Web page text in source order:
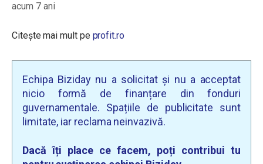
acum 7 ani
Citește mai mult pe profit.ro
Echipa Biziday nu a solicitat și nu a acceptat
nicio formă de finanțare din fonduri
guvernamentale. Spațiile de publicitate sunt
limitate, iar reclama neinvazivă.
Dacă îți place ce facem, poți contribui tu